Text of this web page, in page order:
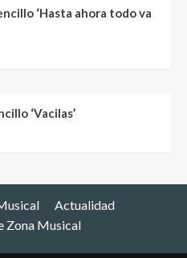
‘Hasta ahora todo va
‘Vacilas’
Actualidad
Zona Musical